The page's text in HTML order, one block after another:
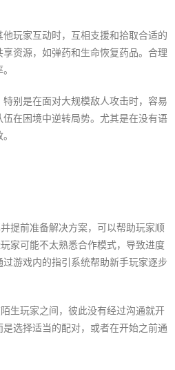
玩家互动时，互相支援和拾取合适的
资源，如弹药和生命恢复药品。合理
别是在面对大规模敌人攻击时，容易
在困境中逆转局势。尤其是在没有语
提前准备解决方案，可以帮助玩家顺
家可能不太熟悉合作模式，导致进度
游戏内的指引系统帮助新手玩家逐步
生玩家之间，彼此没有经过沟通就开
选择适当的配对，或者在开始之前通